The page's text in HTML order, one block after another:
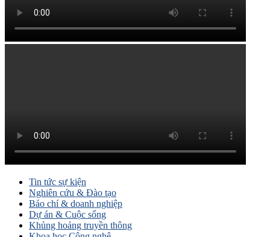
Tin tức sự kiện
Nghiên cứu & Đào tạo
Báo chí & doanh nghiệp
Dự án & Cuộc sống
Khủng hoảng truyền thông